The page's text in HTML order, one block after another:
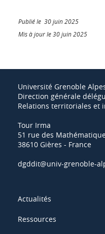
Publié le 30 juin 2025
Mis à jour le 30 juin 2025
Université Grenoble
Direction générale
Relations territoriales et
Tour Irma
51 rue des
38610 Gières - France
dgddit@univ-grenoble-
Actualités
Ressources